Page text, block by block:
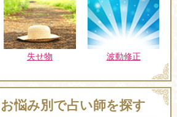
失せ物 波動修正
悩み別で占い師を探す